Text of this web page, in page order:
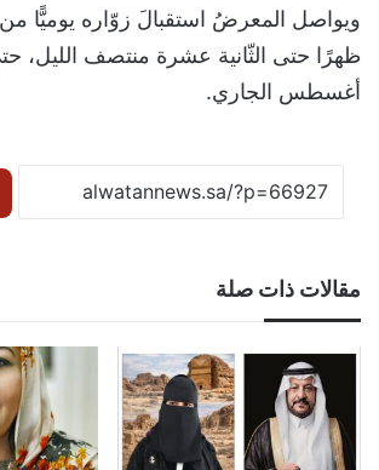
ويواصل المعرضُ استقبالَ زوّاره يوميًّا من
ظهرًا حتى الثّانية عشرة منتصف الليل،
أغسطس الجاري.
مقالات ذات صلة